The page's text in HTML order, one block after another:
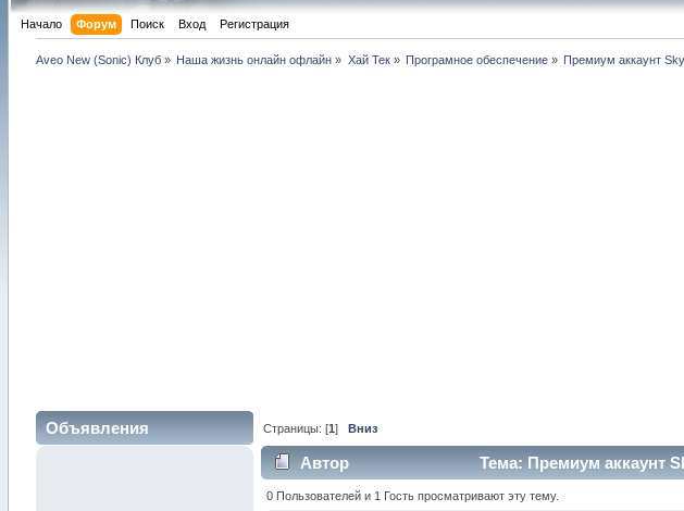
Начало Форум Поиск Вход Регистрация
Aveo New (Sonic) Клуб» Наша жизнь онлайн офлайн » Хай Тек» Програмное обеспечение» Премиум аккаунт
Объявления Страницы: [1] Вниз
Автор Тема: Премиум аккаунт
0 Пользователей и 1 Гость просматривают эту тему.